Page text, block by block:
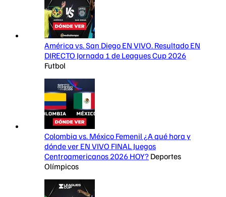
América vs. San Diego EN VIVO. Resultado EN
DIRECTO Jornada 1 de Leagues Cup 2026
Futbol
Colombia vs. México Femenil ¿A qué hora y
dónde ver EN VIVO FINAL Juegos
Centroamericanos 2026 HOY? Deportes
Olímpicos